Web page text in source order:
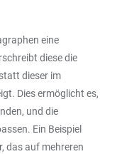
eine
diese die
dieser im
Dies ermöglicht es,
und die
Ein Beispiel
das auf mehreren